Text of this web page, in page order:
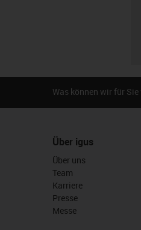
Was können wir für Sie
Über igus
Über uns
Team
Karriere
Presse
Messe